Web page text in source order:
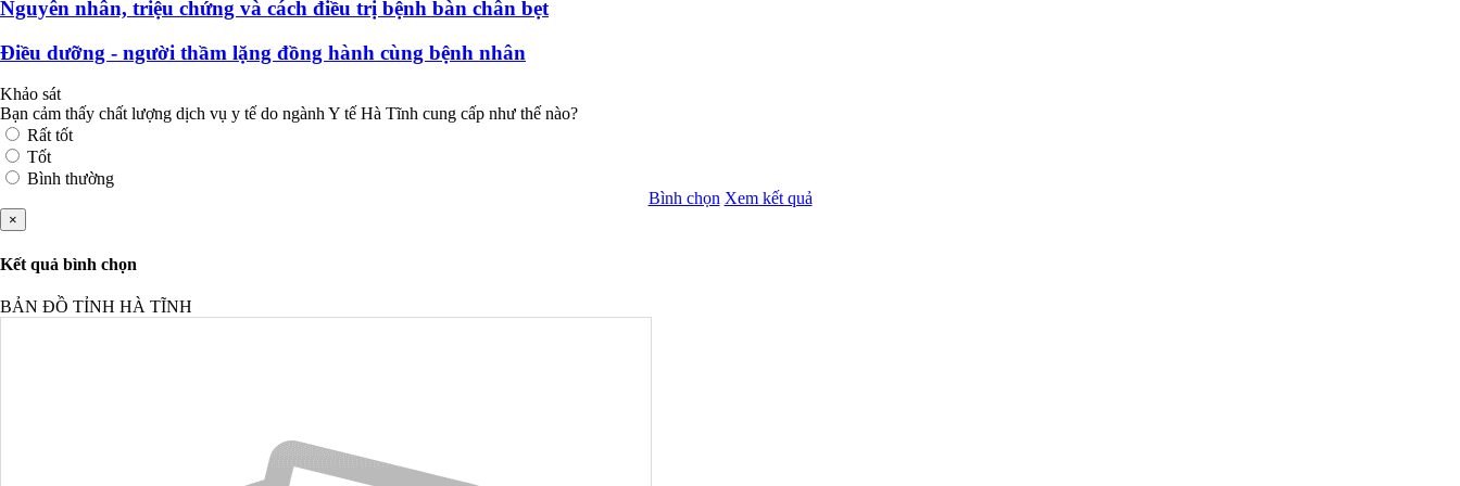
Nguyên nhân, triệu chứng và cách điều trị bệnh bàn chân bẹt
Điều dưỡng - người thầm lặng đồng hành cùng bệnh nhân
Khảo sát
Bạn cảm thấy chất lượng dịch vụ y tế do ngành Y tế Hà Tĩnh cung cấp như thế nào?
Rất tốt
Tốt
Bình thường
Bình chọn Xem kết quả
×
Kết quả bình chọn
BẢN ĐỒ TỈNH HÀ TĨNH